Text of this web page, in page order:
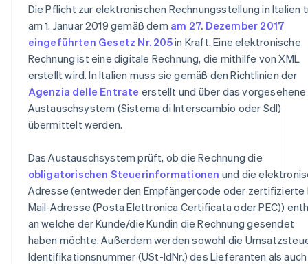
Die Pflicht zur elektronischen Rechnungsstellung in Italien
am 1. Januar 2019 gemäß dem am 27. Dezember 2017
eingeführten Gesetz Nr. 205in Kraft. Eine elektronische
Rechnung ist eine digitale Rechnung, die mithilfe von XML
erstellt wird. In Italien muss sie gemäß den Richtlinien der
Agenzia delle Entrate erstellt und über das vorgesehene
Austauschsystem (Sistema di Interscambio oder SdI)
übermittelt werden.
Das Austauschsystem prüft, ob die Rechnung die
obligatorischen Steuerinformationen und die
Adresse (entweder den Empfängercode oder zertifizierte
Mail-Adresse (Posta Elettronica Certificata oder PEC))
an welche der Kunde/die Kundin die Rechnung gesendet
haben möchte. Außerdem werden sowohl die
Identifikationsnummer (USt-IdNr.) des Lieferanten als